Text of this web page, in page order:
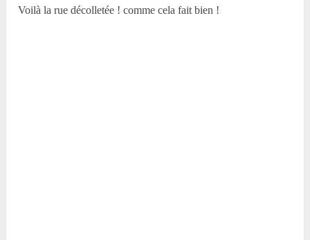
Voilà la rue décolletée ! comme cela fait bien !